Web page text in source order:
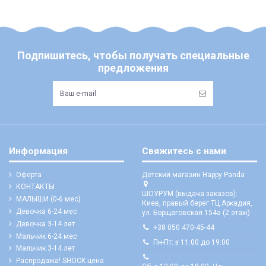
Подпишитесь, чтобы получать специальные
предложения
Информация
Оферта
КОНТАКТЫ
МАЛЫШИ (0-6 мес)
Девочка 6-24 мес
Девочка 3-14 лет
Мальчик 6-24 мес
Мальчик 3-14 лет
Распродажа! SHOCK цена
Свяжитесь с нами
Детский магазин Happy Panda
ШОУРУМ (выдача заказов):
Киев, правый берег ТЦ Аркадия,
ул. Борщаговская 154а (2 этаж)
+38 050 470-45-44
Пн-Пт: з 11:00 до 19:00